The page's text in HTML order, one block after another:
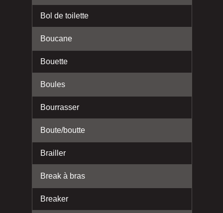
Bol de toilette
Boucane
Bouette
Boules
Bourrasser
Boute/boutte
Brailler
Break à bras
Breaker